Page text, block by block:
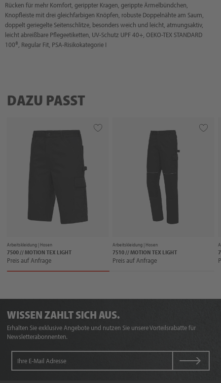
Rücken für mehr Komfort, gerippter Kragen, gerippte Ärmelbündchen,
Knopfleiste mit drei gleichfarbigen Knöpfen, robuste Doppelnähte am Saum,
doppelt geriegelte Seitenschlitze, besonders weich und leicht, atmungsaktiv,
leicht abreißbare Pflegeetiketten, UV-Schutz UPF 40+, OEKO-TEX STANDARD
100®, Regular Fit, PSA-Risikokategorie I
DAZU PASST
Arbeitskleidung | Hosen
7500 // MOTION TEX LIGHT
Preis auf Anfrage
Arbeitskleidung | Hosen
7510 // MOTION TEX LIGHT
Preis auf Anfrage
WISSEN ZAHLT SICH AUS.
Erhalten Sie exklusive Angebote und nutzen Sie unsere Vorteilsrabatte für
Newsletterabonnenten.